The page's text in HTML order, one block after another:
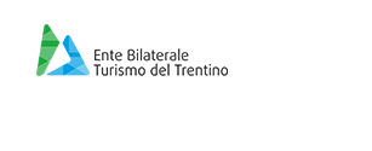
contenuto